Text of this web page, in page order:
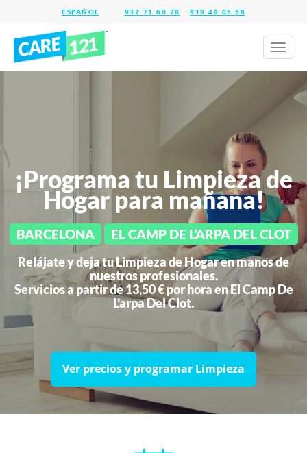
932 71 60 78 919 49 05 58
Toggle
¡Programa tu Limpieza de
Hogar para mañana!
BARCELONA EL CAMP DE L’ARPA DEL CLOT
Relájate y deja tu Limpieza de Hogar en manos de
nuestros profesionales.
Servicios a partir de 13,50 € por hora enEl Camp De
L’arpa Del Clot.
Ver precios y programar Limpieza